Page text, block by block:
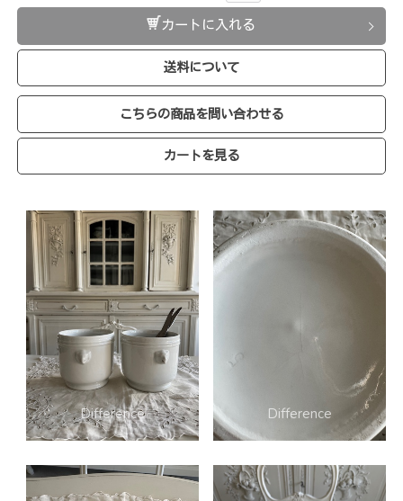
カートに入れる
送料について
こちらの商品を問い合わせる
カートを見る